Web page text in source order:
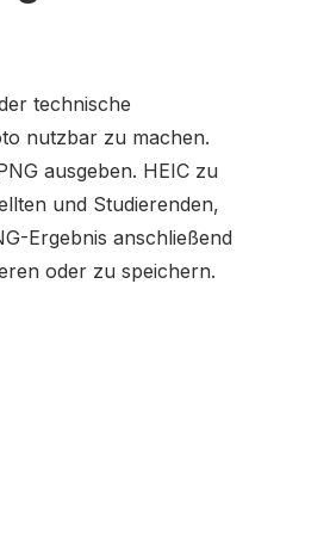
technische
nutzbar zu machen.
ausgeben. HEIC zu
und Studierenden,
Ergebnis anschließend
oder zu speichern.